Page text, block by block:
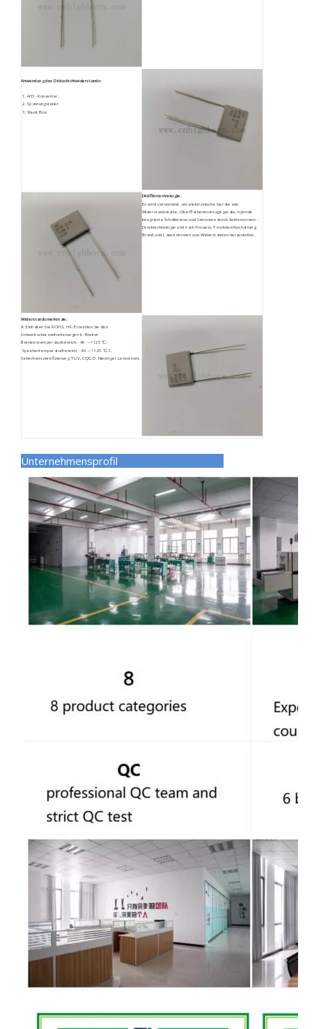
Anwendung des Dickschichtwiderstands:
A/D -Konverter,
Spannungsteiler
Shunt Box
Dickfilmtechnologie:
Es wird verwendet, um elektronische Geräte wie
Widerstandskarte, Oberflächenmontagegeräte, hybride
integrierte Schaltkreise und Sensoren durch Seidenscreen -
Drucktechnologie und nach Prozess Trocknen/Aushärtung,
Brand und Lasertrimmen von Widerständen herzustellen.
Widerstandsmerkmale:
A. Einhalten Sie ROHS, HF, Erreichen Sie den
Umweltschutzanforderungen b. Breiter
Betriebstemperaturbereich: -40 ～+125 ℃;
Speichertemperaturbereich: -40 ～+125 ℃; C.
Sicherheitszertifizierung: TUV, CQC; D. Niedriger Leckstrom;
Unternehmensprofil